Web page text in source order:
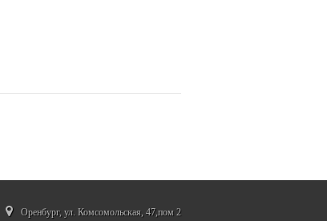
Оренбург, ул. Комсомольская, 47,пом 2